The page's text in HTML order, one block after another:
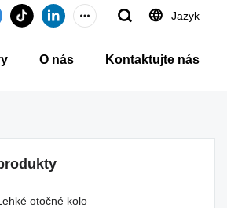
Jazyk
O nás Kontaktujte nás
otočné kolo